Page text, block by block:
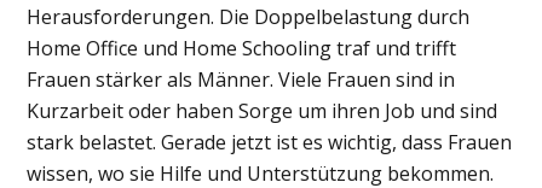
Herausforderungen. Die Doppelbelastung durch
Home Office und Home Schooling traf und trifft
Frauen stärker als Männer. Viele Frauen sind in
Kurzarbeit oder haben Sorge um ihren Job und sind
stark belastet. Gerade jetzt ist es wichtig, dass Frauen
wissen, wo sie Hilfe und Unterstützung bekommen.